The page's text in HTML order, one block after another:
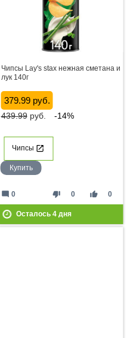
Чипсы Lay's stax нежная сметана и
лук 140г
379.99 руб.
439.99руб. -14%
Чипсы
Купить
thumb_down 0 thumb_up 0
mode_comment 0
Осталось 4дня